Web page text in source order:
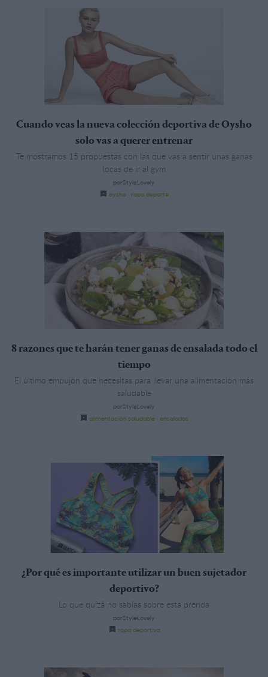
Cuando veas la nueva colección deportiva de Oysho
solo vas a querer entrenar
Te mostramos 15 propuestas con las que vas a sentir unas ganas
locas de ir al gym
porStyleLovely
oysho· ropa deporte
8 razones que te harán tener ganas de ensalada todo el
tiempo
El último empujón que necesitas para llevar una alimentación más
saludable
porStyleLovely
alimentación saludable· ensaladas
¿Por qué es importante utilizar un buen sujetador
deportivo?
Lo que quizá no sabías sobre esta prenda
porStyleLovely
ropa deportiva